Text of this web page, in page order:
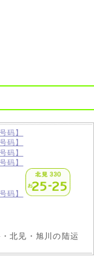
北见・旭川の陆运